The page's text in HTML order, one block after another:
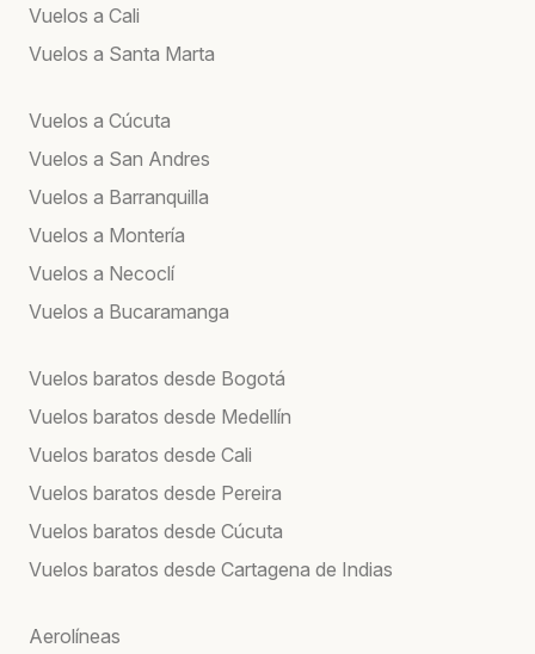
Vuelos a Cali
Vuelos a Santa Marta
Vuelos a Cúcuta
Vuelos a San Andres
Vuelos a Barranquilla
Vuelos a Montería
Vuelos a Necoclí
Vuelos a Bucaramanga
Vuelos baratos desde Bogotá
Vuelos baratos desde Medellín
Vuelos baratos desde Cali
Vuelos baratos desde Pereira
Vuelos baratos desde Cúcuta
Vuelos baratos desde Cartagena de Indias
Aerolíneas